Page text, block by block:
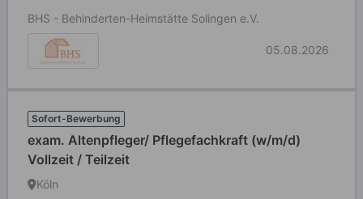
BHS - Behinderten-Heimstätte Solingen e.V.
05.08.2026
Sofort-Bewerbung
exam. Altenpfleger/ Pflegefachkraft (w/m/d)
Vollzeit / Teilzeit
Köln